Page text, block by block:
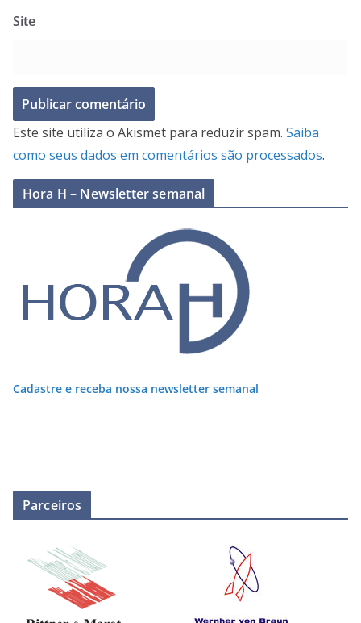
Site
Este site utiliza o Akismet para reduzir spam. Saiba
como seus dados em comentários são processados.
Hora H – Newsletter semanal
Cadastre e receba nossa newsletter semanal
Parceiros